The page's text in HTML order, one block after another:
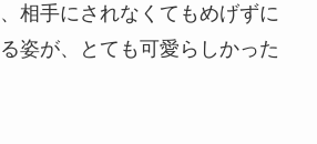
相手にされなくてもめげずに
姿が、とても可愛らしかった